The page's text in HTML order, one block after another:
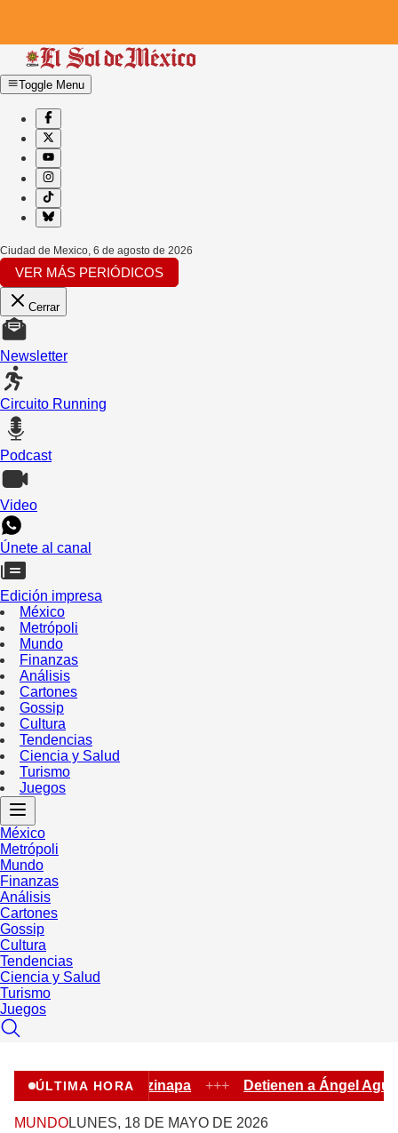
Toggle Menu
Ciudad de Mexico, 6 de agosto de 2026
VER MÁS PERIÓDICOS
Cerrar
Newsletter
Circuito Running
Podcast
Video
Únete al canal
Edición impresa
México
Metrópoli
Mundo
Finanzas
Análisis
Cartones
Gossip
Cultura
Tendencias
Ciencia y Salud
Turismo
Juegos
México
Metrópoli
Mundo
Finanzas
Análisis
Cartones
Gossip
Cultura
Tendencias
Ciencia y Salud
Turismo
Juegos
ÚLTIMA HORA
por caso Ayotzinapa +++ Detienen a Ángel
MUNDOLUNES, 18 DE MAYO DE 2026